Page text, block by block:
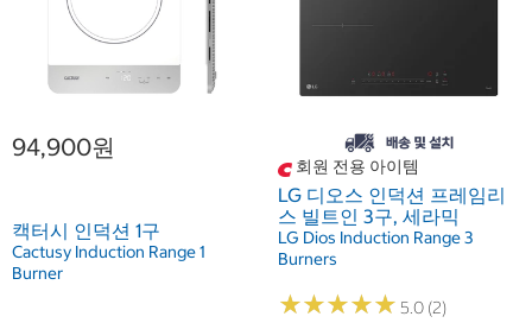
94,900원
캑터시 인덕션 1구
Cactusy Induction Range 1
Burner
회원 전용 아이템
LG 디오스 인덕션 프레임리
스 빌트인 3구, 세라믹
LG Dios Induction Range 3
Burners
★★★★★
★★★★★ 5.0 (2)